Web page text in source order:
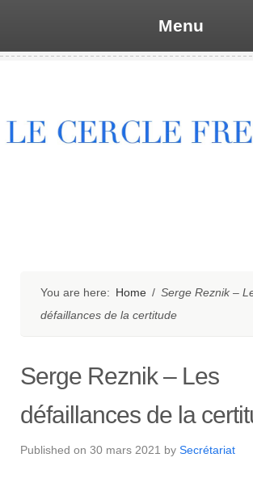
Menu
You are here: Home / Serge Reznik –
défaillances de la certitude
Serge Reznik – Les
défaillances de la
Published on 30 mars 2021 by Secrétariat